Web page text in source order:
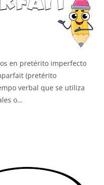
en pretérito imperfecto
(pretérito
verbal que se utiliza
o…